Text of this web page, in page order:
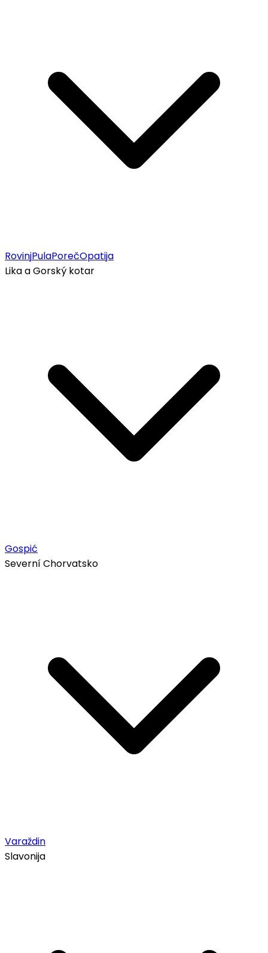
RovinjPulaPorečOpatija
Lika a Gorský kotar
Gospić
Severní Chorvatsko
Varaždin
Slavonija